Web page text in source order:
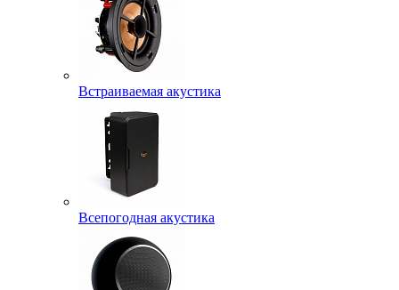
Встраиваемая акустика
Всепогодная акустика